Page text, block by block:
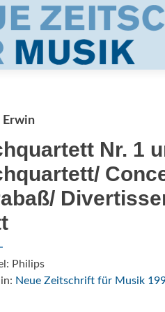
Erwin
Nr. 1
Philips
Neue Zeitschrift für Musik